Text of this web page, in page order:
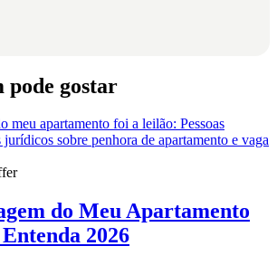
pode gostar
do Meu Apartamento
2026